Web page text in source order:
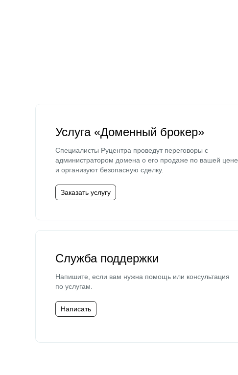
Услуга «Доменный брокер»
Специалисты Руцентра проведут переговоры с
администратором домена о его продаже по вашей цене
и организуют безопасную сделку.
Заказать услугу
Служба поддержки
Напишите, если вам нужна помощь или консультация
по услугам.
Написать